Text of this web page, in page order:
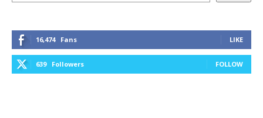
16,474 Fans LIKE
639 Followers FOLLOW